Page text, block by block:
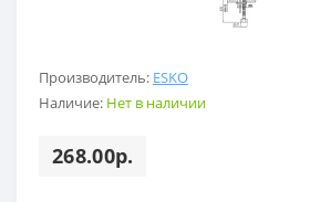
Производитель: ESKO
Наличие: Нет в наличии
268.00р.